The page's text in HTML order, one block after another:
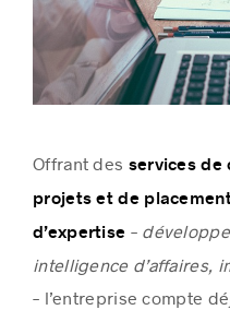
Offrant des services de
projets et de
d’expertise –
intelligence d’affaires,
– l’entreprise compte